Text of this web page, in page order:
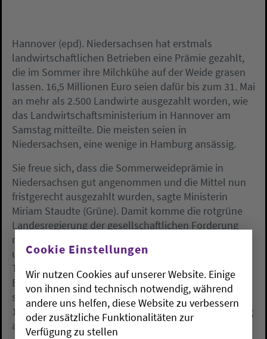
Hannover (epd). Niedersachsen hat erstmals
landwirtschaftlichen Betrieben eine Prämie gezahlt,
die im Sommer ihre Milchkühe auf der Weide grasen
lassen. 16,5 Millionen Euro seien dafür bis zum 31. Mai
an mehr als 2.500 Landwirte ausgezahlt worden, wie
das Landwirtschaftsministerium in Hannover am
Samstag mitteilte. Die meisten seien in
Niedersachsen, eine wenige in Hamburg ansässig.
Sie freue sich, dass die Sommerweideprämie in
Niedersachsen gut angenommen und die Mittel nun
fristgerecht ausgezahlt wurden, sagte Ministerin
Miriam Staudte (Grüne). Damit komme die rotgrüne
Landesregierung der gesellschaftlichen Forderung
nach mehr Tieren auf der Weide nach. Zugleich
unterstütze sie die Betriebe für ihren Beitrag zu
Tierwohl und Artenvielfalt. Die Prämien-Betriebe mit
Betriebssitz in Niedersachsen oder Hamburg müssen
sich verpflichten, alle Milchkühe vom 16. Mai bis zum
15. September für mindestens sechs Stunden pro Tag
auf der Weide zu halten.
Cookie Einstellungen
Wir nutzen Cookies auf unserer Website. Einige
von ihnen sind technisch notwendig, während
andere uns helfen, diese Website zu verbessern
oder zusätzliche Funktionalitäten zur
Verfügung zu stellen